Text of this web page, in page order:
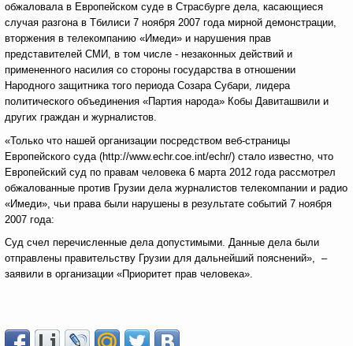
обжаловала в Европейском суде в Страсбурге дела, касающиеся
случая разгона в Тбилиси 7 ноября 2007 года мирной демонстрации,
вторжения в телекомпанию «Имеди» и нарушения прав
представителей СМИ, в том числе - незаконных действий и
примененного насилия со стороны государства в отношении
Народного защитника того периода Созара Субари, лидера
политического объединения «Партия народа» Кобы Давиташвили и
других граждан и журналистов.
«Только что нашей организации посредством веб-страницы
Европейского суда (http://www.echr.coe.int/echr/) стало известно, что
Европейский суд по правам человека 6 марта 2012 года рассмотрел
обжалованные против Грузии дела журналистов телекомпании и радио
«Имеди», чьи права были нарушены в результате событий 7 ноября
2007 года:
Суд счел перечисленные дела допустимыми. Данные дела были
отправлены правительству Грузии для дальнейший пояснений», –
заявили в организации «Приоритет прав человека».